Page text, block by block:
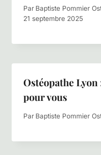
Par Baptiste Pommier
21 septembre 2025
Ostéopathe
pour vous
Par Baptiste Pommier